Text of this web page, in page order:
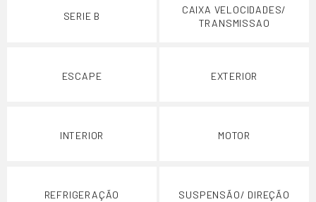
SERIE B
CAIXA VELOCIDADES/
TRANSMISSAO
ESCAPE EXTERIOR
INTERIOR MOTOR
REFRIGERAÇÃO SUSPENSÃO/ DIREÇÃO